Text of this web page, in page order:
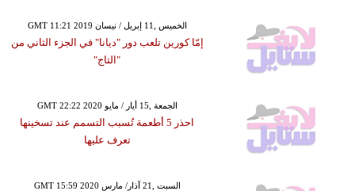
GMT 11:21 2019 الخميس ,11 إبريل / نيسان
إمّا كورين تلعب دور "ديانا" في الجزء الثاني من
"التاج"
GMT 22:22 2020 الجمعة ,15 أيار / مايو
احذر 5 أطعمة تُسبب التسمم عند تسخينها
تعرف عليها
GMT 15:59 2020 السبت ,21 آذار/ مارس